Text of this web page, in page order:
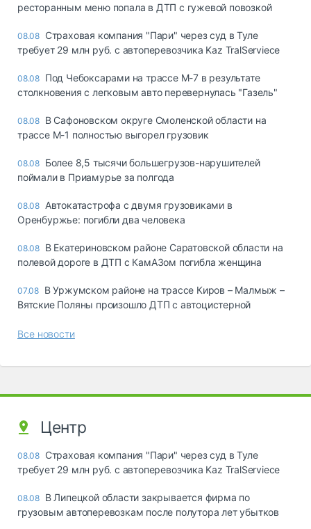
ресторанным меню попала в ДТП с гужевой повозкой
08.08 Страховая компания "Пари" через суд в Туле
требует 29 млн руб. с автоперевозчика Kaz TralServiece
08.08 Под Чебоксарами на трассе М-7 в результате
столкновения с легковым авто перевернулась "Газель"
08.08 В Сафоновском округе Смоленской области на
трассе М-1 полностью выгорел грузовик
08.08 Более 8,5 тысячи большегрузов-нарушителей
поймали в Приамурье за полгода
08.08 Автокатастрофа с двумя грузовиками в
Оренбуржье: погибли два человека
08.08 В Екатериновском районе Саратовской области на
полевой дороге в ДТП с КамАЗом погибла женщина
07.08 В Уржумском районе на трассе Киров – Малмыж –
Вятские Поляны произошло ДТП с автоцистерной
Все новости
Центр
08.08 Страховая компания "Пари" через суд в Туле
требует 29 млн руб. с автоперевозчика Kaz TralServiece
08.08 В Липецкой области закрывается фирма по
грузовым автоперевозкам после полутора лет убытков